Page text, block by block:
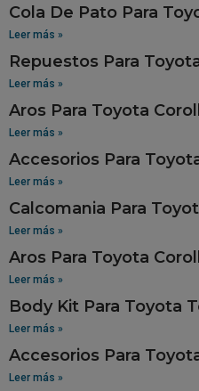
Cola De Pato Para
Leer más »
Repuestos Para
Leer más »
Aros Para Toyota
Leer más »
Accesorios Para
Leer más »
Calcomania Para
Leer más »
Aros Para Toyota
Leer más »
Body Kit Para Toyota
Leer más »
Accesorios Para
Leer más »